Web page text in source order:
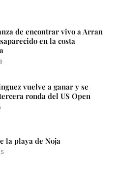
de encontrar vivo a Arran
en la costa
vuelve a ganar y se
ronda del US Open
la playa de Noja